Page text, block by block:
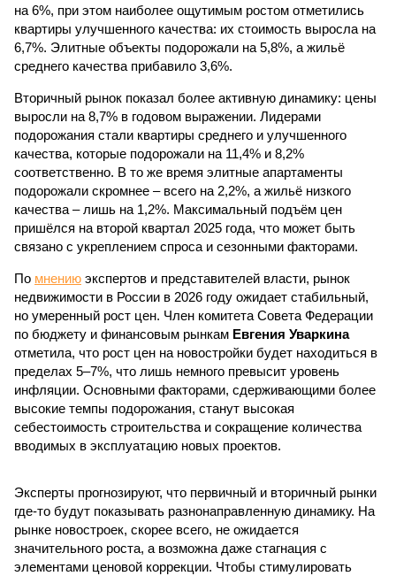
на 6%, при этом наиболее ощутимым ростом отметились
квартиры улучшенного качества: их стоимость выросла на
6,7%. Элитные объекты подорожали на 5,8%, а жильё
среднего качества прибавило 3,6%.
Вторичный рынок показал более активную динамику: цены
выросли на 8,7% в годовом выражении. Лидерами
подорожания стали квартиры среднего и улучшенного
качества, которые подорожали на 11,4% и 8,2%
соответственно. В то же время элитные апартаменты
подорожали скромнее – всего на 2,2%, а жильё низкого
качества – лишь на 1,2%. Максимальный подъём цен
пришёлся на второй квартал 2025 года, что может быть
связано с укреплением спроса и сезонными факторами.
По мнению экспертов и представителей власти, рынок
недвижимости в России в 2026 году ожидает стабильный,
но умеренный рост цен. Член комитета Совета Федерации
по бюджету и финансовым рынкам Евгения Уваркина
отметила, что рост цен на новостройки будет находиться в
пределах 5–7%, что лишь немного превысит уровень
инфляции. Основными факторами, сдерживающими более
высокие темпы подорожания, станут высокая
себестоимость строительства и сокращение количества
вводимых в эксплуатацию новых проектов.
Эксперты прогнозируют, что первичный и вторичный рынки
где-то будут показывать разнонаправленную динамику. На
рынке новостроек, скорее всего, не ожидается
значительного роста, а возможна даже стагнация с
элементами ценовой коррекции. Чтобы стимулировать